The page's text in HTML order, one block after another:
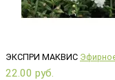
ЭКСПРИ МАКВИС
22.00 руб.